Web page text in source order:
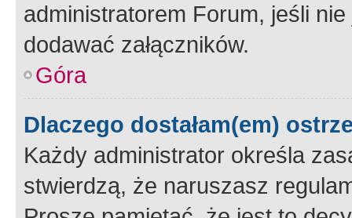
administratorem Forum, jeśli
dodawać załączników.
Góra
Dlaczego dostałam(em)
Każdy administrator określa
stwierdzą, że naruszasz